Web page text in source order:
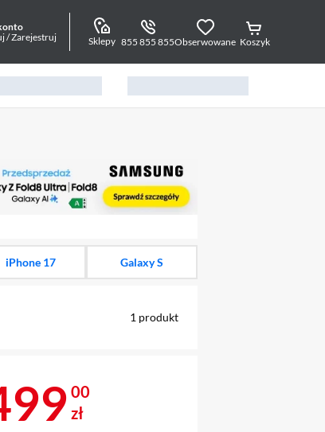
/ Zarejestruj
Sklepy 855 855 855Obserwowane Koszyk
1 z 15
iPhone 17 Galaxy S
1 produkt
499 zł
00
zł